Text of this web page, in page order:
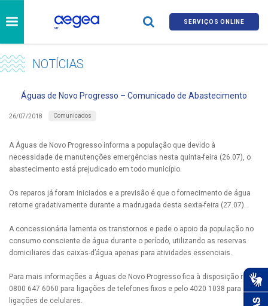
SERVIÇOS ONLINE
NOTÍCIAS
Águas de Novo Progresso – Comunicado de Abastecimento
26/07/2018 Comunicados
A Águas de Novo Progresso informa a população que devido à
necessidade de manutenções emergências nesta quinta-feira (26.07), o
abastecimento está prejudicado em todo município.
Os reparos já foram iniciados e a previsão é que o fornecimento de água
retorne gradativamente durante a madrugada desta sexta-feira (27.07).
A concessionária lamenta os transtornos e pede o apoio da população no
consumo consciente de água durante o período, utilizando as reservas
domiciliares das caixas-d’água apenas para atividades essenciais.
Para mais informações a Águas de Novo Progresso fica à disposição no
0800 647 6060 para ligações de telefones fixos e pelo 4020 1038 para
ligações de celulares.